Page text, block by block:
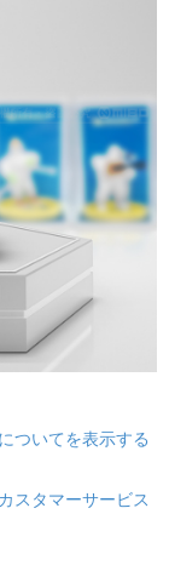
ついてを表示する
カスタマーサービス